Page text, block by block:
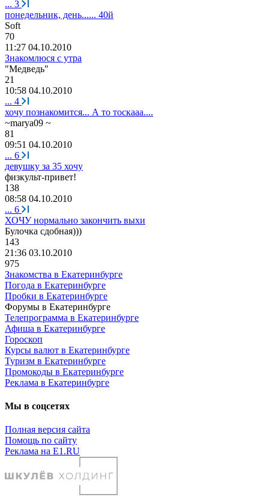
... 3
понедельник, день...... 40й
Sоft
70
11:27 04.10.2010
Знакомлюся с утра
"Медведь"
21
10:58 04.10.2010
... 4
хочу познакомится... А то тоскааа....
~marya09 ~
81
09:51 04.10.2010
... 6
девушку за 35 хочу
физкульт-привет!
138
08:58 04.10.2010
... 6
ХОЧУ нормально закончить выхи
Булочка сдобная)))
143
21:36 03.10.2010
975
Знакомства в Екатеринбурге
Погода в Екатеринбурге
Пробки в Екатеринбурге
Форумы в Екатеринбурге
Телепрограмма в Екатеринбурге
Афиша в Екатеринбурге
Гороскоп
Курсы валют в Екатеринбурге
Туризм в Екатеринбурге
Промокоды в Екатеринбурге
Реклама в Екатеринбурге
Мы в соцсетях
Полная версия сайта
Помощь по сайту
Реклама на E1.RU